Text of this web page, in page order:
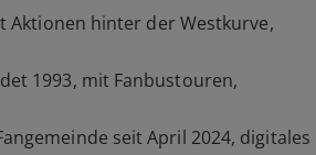
Aktionen hinter der Westkurve,
1993, mit Fanbustouren,
seit April 2024, digitales